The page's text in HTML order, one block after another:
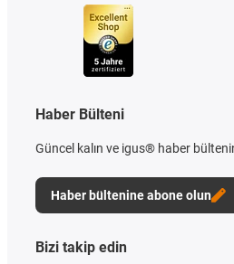
Haber Bülteni
Güncel kalın ve igus® haber
Haber bültenine abone olun
Bizi takip edin